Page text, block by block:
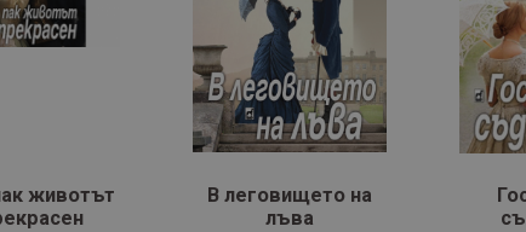
животът
В леговището на
лъва